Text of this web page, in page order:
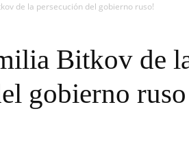
de la persecución del gobierno ruso!
Bitkov de
gobierno